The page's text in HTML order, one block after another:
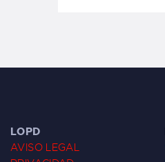
LOPD
AVISO LEGAL